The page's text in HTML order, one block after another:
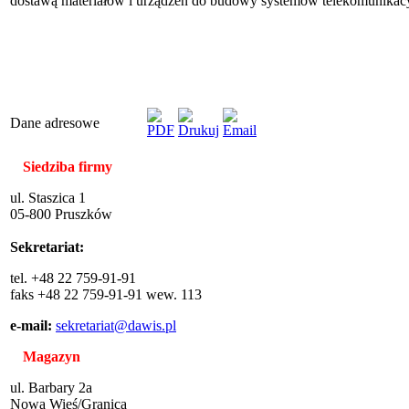
Dane adresowe
Siedziba firmy
ul. Staszica 1
05-800 Pruszków
Sekretariat:
tel. +48 22 759-91-91
faks +48 22 759-91-91 wew. 113
e-mail: sekretariat@dawis.pl
Magazyn
ul. Barbary 2a
Nowa Wieś/Granica